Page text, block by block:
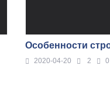
Особенности
2020-04-20 2 0